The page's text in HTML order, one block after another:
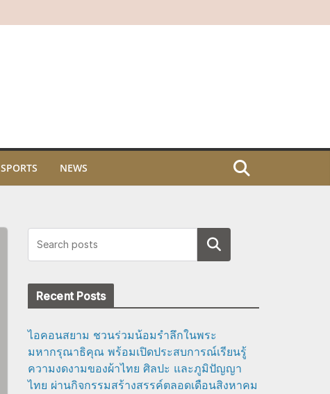
SPORTS NEWS
Search
Recent Posts
ไอคอนสยาม ชวนร่วมน้อมรำลึกในพระ
มหากรุณาธิคุณ พร้อมเปิดประสบการณ์เรียนรู้
ความงดงามของผ้าไทย ศิลปะ และภูมิปัญญา
ไทย ผ่านกิจกรรมสร้างสรรค์ตลอดเดือนสิงหาคม